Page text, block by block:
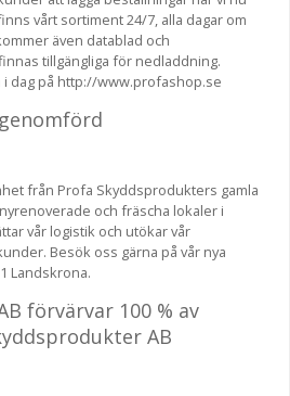
vårt sortiment 24/7, alla dagar om
även datablad och
tillgängliga för nedladdning.
dag på http://www.profashop.se
från Profa Skyddsprodukters gamla
och fräscha lokaler i
vår logistik och utökar vår
Besök oss gärna på vår nya
Landskrona.
förvärvar 100 % av
AB